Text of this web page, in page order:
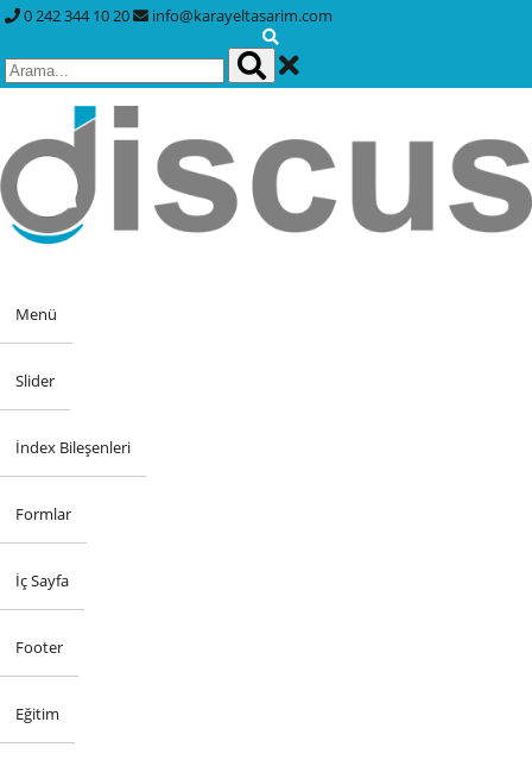
0 242 344 10 20 info@karayeltasarim.com
Menü
Slider
İndex Bileşenleri
Formlar
İç Sayfa
Footer
Eğitim